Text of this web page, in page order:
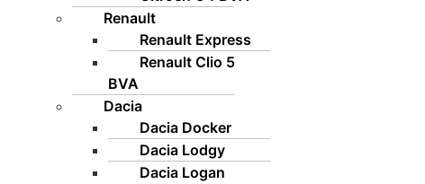
Renault
Renault Express
Renault Clio 5
BVA
Dacia
Dacia Docker
Dacia Lodgy
Dacia Logan